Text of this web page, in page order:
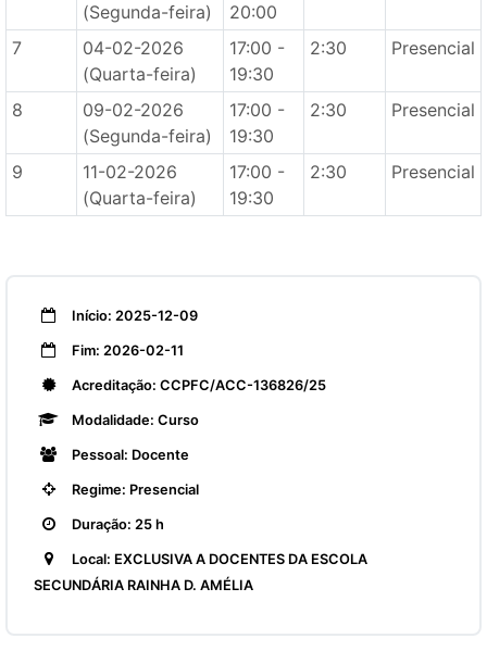
(Segunda-feira)
20:00
7
04-02-2026
(Quarta-feira)
17:00 -
19:30
2:30 Presencial
8
09-02-2026
(Segunda-feira)
17:00 -
19:30
2:30 Presencial
9
11-02-2026
(Quarta-feira)
17:00 -
19:30
2:30 Presencial
Início: 2025-12-09
Fim: 2026-02-11
Acreditação: CCPFC/ACC-136826/25
Modalidade: Curso
Pessoal: Docente
Regime: Presencial
Duração: 25 h
Local: EXCLUSIVA A DOCENTES DA ESCOLA
SECUNDÁRIA RAINHA D. AMÉLIA